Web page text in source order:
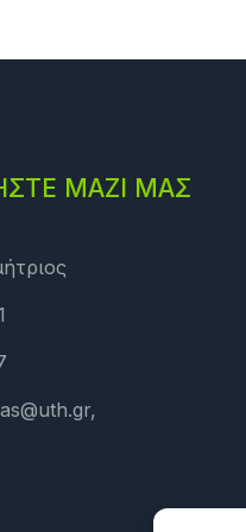
ΜΑΖΙ ΜΑΣ